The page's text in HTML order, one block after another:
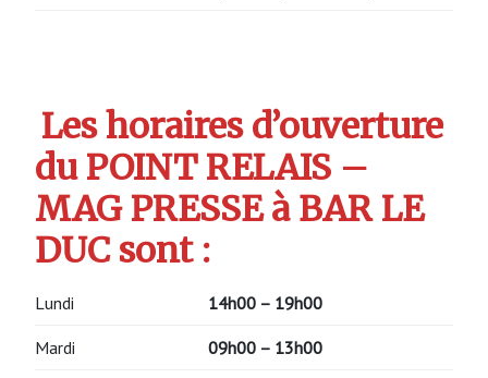
Les horaires d’ouverture
du POINT RELAIS –
MAG PRESSE à BAR LE
DUC sont :
Lundi 14h00 – 19h00
Mardi 09h00 – 13h00